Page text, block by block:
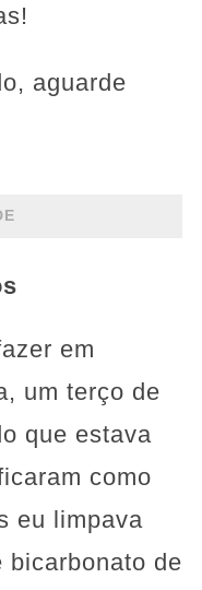
aguarde
em
um terço de
que estava
como
eu limpava
bicarbonato de